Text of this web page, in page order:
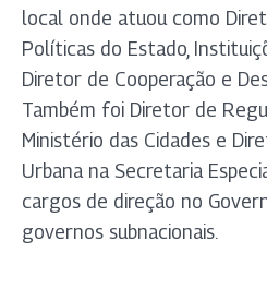
local onde atuou como
Políticas do Estado,
Diretor de Cooperação e
Também foi Diretor de
Ministério das Cidades e
Urbana na Secretaria
cargos de direção no
governos subnacionais.